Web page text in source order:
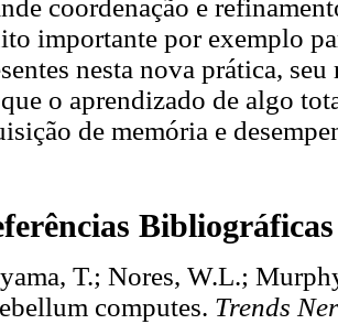
coordenação e
importante por exemplo
nesta nova prática,
o aprendizado de algo
de memória e
Bibliográficas
T.; Nores, W.L.;
computes. Trends